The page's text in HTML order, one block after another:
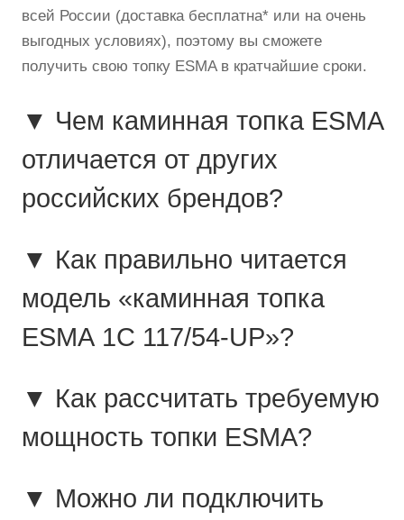
всей России (доставка бесплатна* или на очень
выгодных условиях), поэтому вы сможете
получить свою топку ESMA в кратчайшие сроки.
▼ Чем каминная топка ESMA
отличается от других
российских брендов?
▼ Как правильно читается
модель «каминная топка
ESMA 1C 117/54-UP»?
▼ Как рассчитать требуемую
мощность топки ESMA?
▼ Можно ли подключить